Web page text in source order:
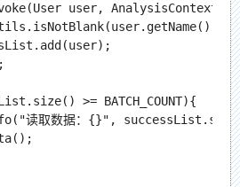
user, AnalysisContext
>= BATCH_COUNT){
读取数据：{}",